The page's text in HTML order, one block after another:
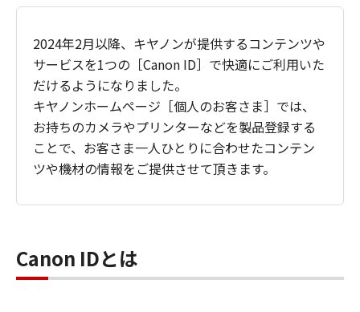
2024年2月以降、キヤノンが提供するコンテンツや
サービスを1つの［Canon ID］で快適にご利用いた
だけるようになりました。
キヤノンホームページ［個人のお客さま］では、
お持ちのカメラやプリンターなどを製品登録する
ことで、お客さま一人ひとりに合わせたコンテン
ツや機材の情報をご提供させて頂きます。
Canon IDとは